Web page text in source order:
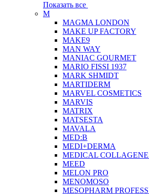
Показать все
M
MAGMA LONDON
MAKE UP FACTORY
MAKE9
MAN WAY
MANIAC GOURMET
MARIO FISSI 1937
MARK SHMIDT
MARTIDERM
MARVEL COSMETICS
MARVIS
MATRIX
MATSESTA
MAVALA
MED:B
MEDI+DERMA
MEDICAL
MEED
MELON PRO
MENOMOSO
MESOPHARM